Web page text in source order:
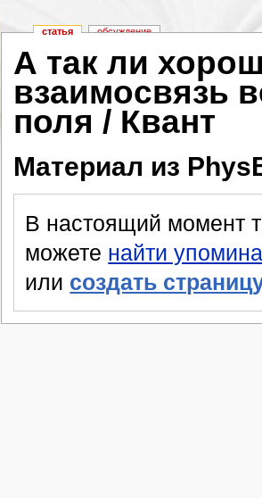
А так ли
взаимосвязь
поля / Квант
Материал из
В настоящий момент
можете найти
или создать
статья обсуждение